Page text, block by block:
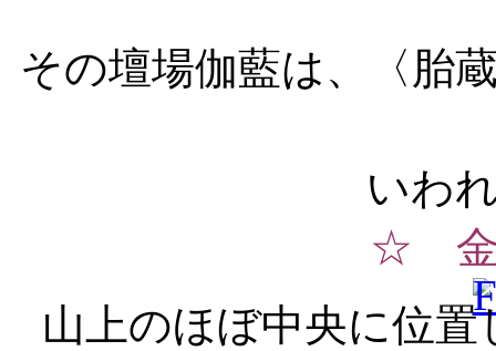
その壇場伽藍は、〈胎
いわ
☆ 金
山上のほぼ中央に位